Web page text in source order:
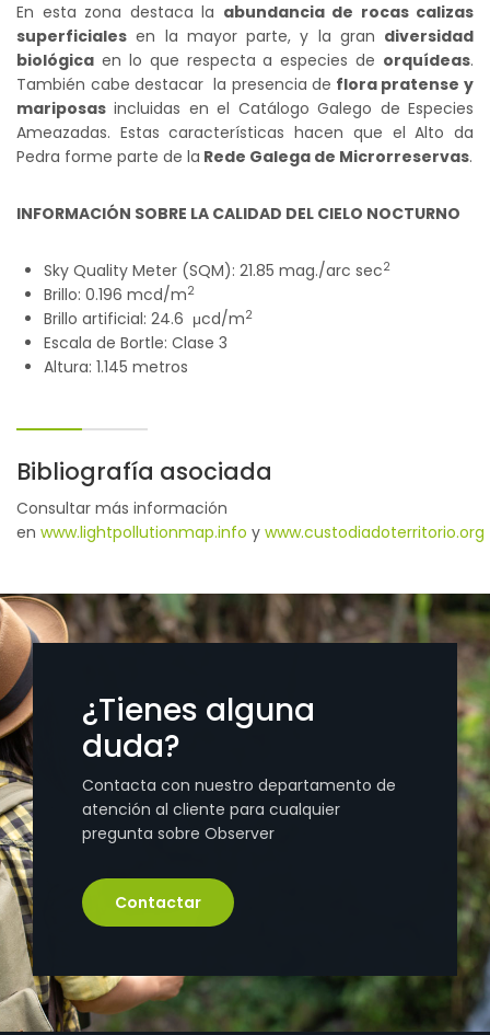
En esta zona destaca la abundancia de rocas calizas
superficiales en la mayor parte, y la gran diversidad
biológica en lo que respecta a especies de orquídeas.
También cabe destacar la presencia de flora pratense y
mariposas incluidas en el Catálogo Galego de Especies
Ameazadas. Estas características hacen que el Alto da
Pedra forme parte de la Rede Galega de Microrreservas.
INFORMACIÓN SOBRE LA CALIDAD DEL CIELO NOCTURNO
Sky Quality Meter (SQM): 21.85 mag./arc sec2
Brillo: 0.196 mcd/m2
Brillo artificial: 24.6 μcd/m2
Escala de Bortle: Clase 3
Altura: 1.145 metros
Bibliografía asociada
Consultar más información
en www.lightpollutionmap.info y www.custodiadoterritorio.org
¿Tienes alguna
duda?
Contacta con nuestro departamento de
atención al cliente para cualquier
pregunta sobre Observer
Contactar